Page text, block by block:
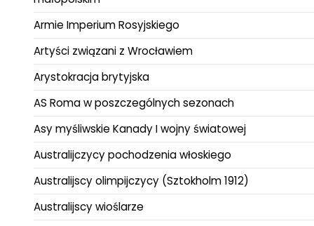
Armie Imperium Rosyjskiego
Artyści związani z Wrocławiem
Arystokracja brytyjska
AS Roma w poszczególnych sezonach
Asy myśliwskie Kanady I wojny światowej
Australijczycy pochodzenia włoskiego
Australijscy olimpijczycy (Sztokholm 1912)
Australijscy wioślarze